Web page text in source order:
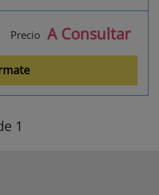
Precio A Consultar
1